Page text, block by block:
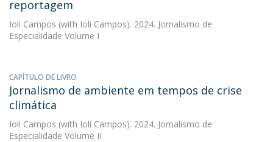
reportagem
Ioli Campos (with Ioli Campos). 2024. Jornalismo de
Especialidade Volume I
CAPÍTULO DE LIVRO
Jornalismo de ambiente em tempos de crise
climática
Ioli Campos (with Ioli Campos). 2024. Jornalismo de
Especialidade Volume II